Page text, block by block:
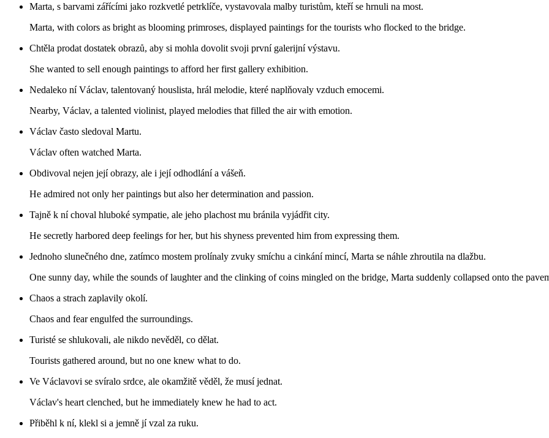
Marta, s barvami zářícími jako rozkvetlé petrklíče, vystavovala malby turistům, kteří se hrnuli na most.
Marta, with colors as bright as blooming primroses, displayed paintings for the tourists who flocked to the bridge.
Chtěla prodat dostatek obrazů, aby si mohla dovolit svoji první galerijní výstavu.
She wanted to sell enough paintings to afford her first gallery exhibition.
Nedaleko ní Václav, talentovaný houslista, hrál melodie, které naplňovaly vzduch emocemi.
Nearby, Václav, a talented violinist, played melodies that filled the air with emotion.
Václav často sledoval Martu.
Václav often watched Marta.
Obdivoval nejen její obrazy, ale i její odhodlání a vášeň.
He admired not only her paintings but also her determination and passion.
Tajně k ní choval hluboké sympatie, ale jeho plachost mu bránila vyjádřit city.
He secretly harbored deep feelings for her, but his shyness prevented him from expressing them.
Jednoho slunečného dne, zatímco mostem prolínaly zvuky smíchu a cinkání mincí, Marta se náhle zhroutila na dlažbu.
One sunny day, while the sounds of laughter and the clinking of coins mingled on the bridge, Marta suddenly collapsed onto the
Chaos a strach zaplavily okolí.
Chaos and fear engulfed the surroundings.
Turisté se shlukovali, ale nikdo nevěděl, co dělat.
Tourists gathered around, but no one knew what to do.
Ve Václavovi se svíralo srdce, ale okamžitě věděl, že musí jednat.
Václav's heart clenched, but he immediately knew he had to act.
Přiběhl k ní, klekl si a jemně jí vzal za ruku.